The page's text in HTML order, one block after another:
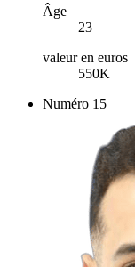
Âge
23
valeur en euros
550K
Numéro 15